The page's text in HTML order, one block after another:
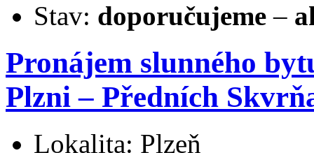
Stav: doporučujeme –
Pronájem slunného
Plzni – Předních
Lokalita: Plzeň